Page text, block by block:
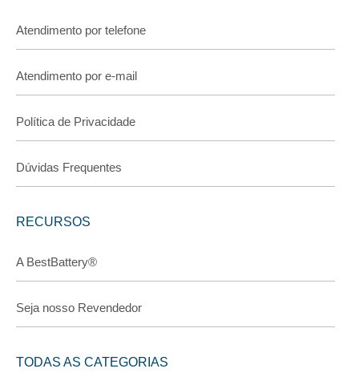
Atendimento por telefone
Atendimento por e-mail
Política de Privacidade
Dúvidas Frequentes
RECURSOS
A BestBattery®
Seja nosso Revendedor
TODAS AS CATEGORIAS